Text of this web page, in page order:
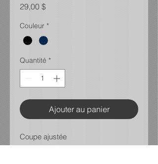
29,00 $Prix
Couleur *
Quantité *
Ajouter au panier
Coupe ajustée
Taille basse